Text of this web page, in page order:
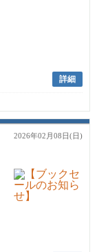
詳細
2026年02月08日(日)